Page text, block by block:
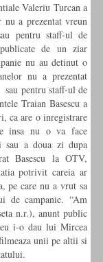
Valeriu Turcan a
a prezentat vreun
pentru staff-ul de
de un ziar
nu au detinut o
nu a prezentat
sau pentru staff-ul de
Traian Basescu a
ca are o inregistrare
insa nu o va face
sau a doua zi dupa
Basescu la OTV,
potrivit careia ar
pe care nu a vrut sa
de campanie. “Am
n.r.), anunt public
i-o dau lui Mircea
unii pe altii si